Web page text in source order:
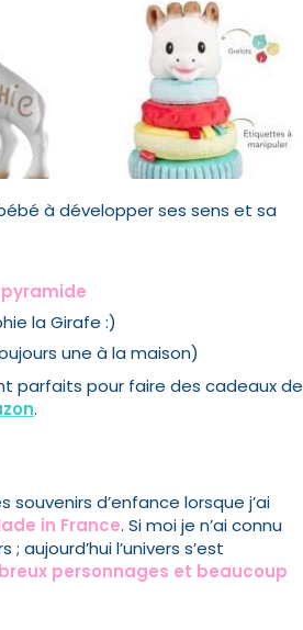
à développer ses sens et sa
la Girafe :)
une à la maison)
parfaits pour faire des cadeaux de
.
souvenirs d’enfance lorsque j’ai
in France. Si moi je n’ai connu
l’univers s’est
personnages et beaucoup